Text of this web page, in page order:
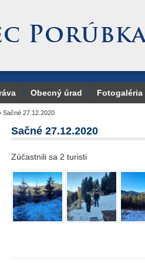
Obecný úrad Fotogaléria
Sačné 27.12.2020
Sačné 27.12.2020
Zúčastnili sa 2 turisti